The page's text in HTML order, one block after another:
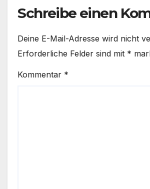
Schreibe einen
Deine E-Mail-Adresse wird nicht
Erforderliche Felder sind mit *
Kommentar *